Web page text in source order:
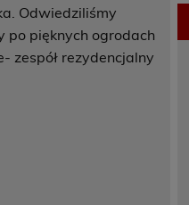
Odwiedziliśmy
po pięknych ogrodach
zespół rezydencjalny